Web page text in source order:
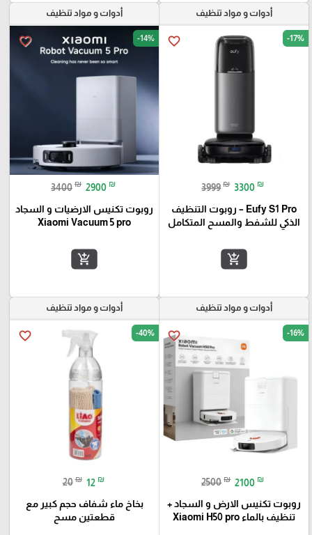
أدوات و مواد تنظيف
favorite_border -17%
3999 ₪ 3300 ₪
Eufy S1 Pro – روبوت التنظيف
الذكي للشفط والمسح المتكامل
add_shopping_cart
أدوات و مواد تنظيف
favorite_border -14%
3400 ₪ 2900 ₪
روبوت تكنيس الارضيات و السجاد
Xiaomi Vacuum 5 pro
add_shopping_cart
أدوات و مواد تنظيف
favorite_border -16%
2500 ₪ 2100 ₪
روبوت تكنيس الارض و السجاد +
تنظيف بالماء Xiaomi H50 pro
أدوات و مواد تنظيف
favorite_border -40%
20 ₪ 12 ₪
بخاخ ماء شفاف حجم كبير مع
قطعتين مسح